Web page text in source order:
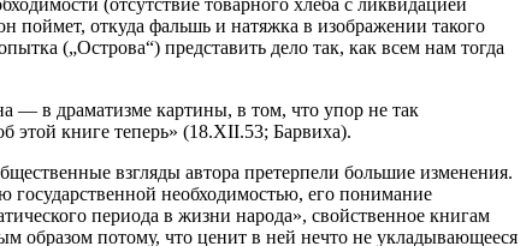
поймет, откуда фальшь и натяжка в изображении такого
(„Острова“) представить дело так, как всем нам тогда
— в драматизме картины, в том, что упор не так
этой книге теперь» (18.ХII.53; Барвиха).
взгляды автора претерпели большие изменения.
государственной необходимостью, его понимание
периода в жизни народа», свойственное книгам
образом потому, что ценит в ней нечто не укладывающееся